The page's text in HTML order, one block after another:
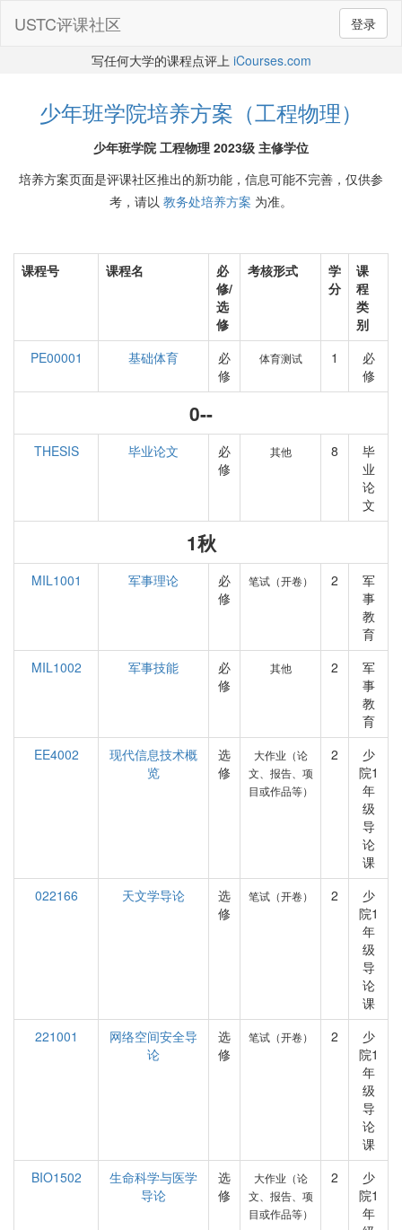
登录
USTC评课社区
写任何大学的课程点评上 iCourses.com
少年班学院培养方案（工程物理）
少年班学院 工程物理 2023级 主修学位
培养方案页面是评课社区推出的新功能，信息可能不完善，仅供参
考，请以 教务处培养方案 为准。
课程号 课程名
必
修/
选
修
考核形式
学
分
课
程
类
别
PE00001
基础体育
必
修
体育测试 1
必
修
0--
THESIS 毕业论文
必
修
其他 8
毕
业
论
文
1秋
MIL1001 军事理论
必
修
笔试（开卷） 2
军
事
教
育
MIL1002
军事技能
必
修
其他 2
军
事
教
育
EE4002
现代信息技术概
览
选
修
大作业（论
文、报告、项
目或作品等）
2
少
院1
年
级
导
论
课
022166
天文学导论
选
修
笔试（开卷） 2
少
院1
年
级
导
论
课
221001
网络空间安全导
论
选
修
笔试（开卷） 2
少
院1
年
级
导
论
课
BIO1502
生命科学与医学
导论
选
修
大作业（论
文、报告、项
目或作品等）
2
少
院1
年